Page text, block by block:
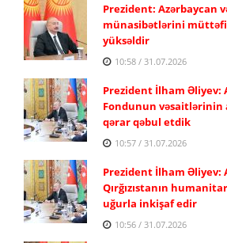
Prezident: Azərbaycan
münasibətlərini
yüksəldir
10:58 / 31.07.2026
Prezident İlham Əliyev:
Fondunun vəsaitlərinin
qərar qəbul etdik
10:57 / 31.07.2026
Prezident İlham Əliyev:
Qırğızıstanın
uğurla inkişaf edir
10:56 / 31.07.2026